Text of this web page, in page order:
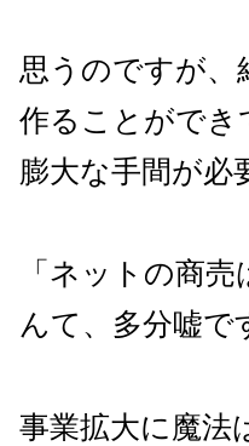
思うのですが、
作ること ができ
膨大な手間が必
「ネットの商
んて、多分嘘で
事業拡大に魔法